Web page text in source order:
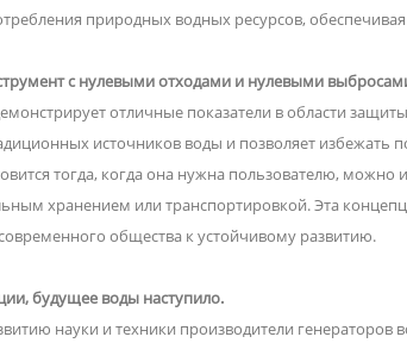
природных водных ресурсов,
с нулевыми отходами и нулевыми
отличные показатели в области
источников воды и позволяет
тогда, когда она нужна пользователю, можно
хранением или транспортировкой. Эта
общества к устойчивому развитию.
будущее воды наступило.
науки и техники производители